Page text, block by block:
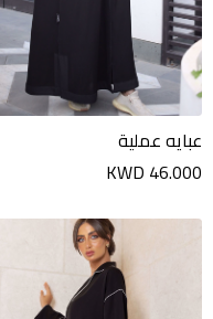
عبايه عملية
KWD 46.000